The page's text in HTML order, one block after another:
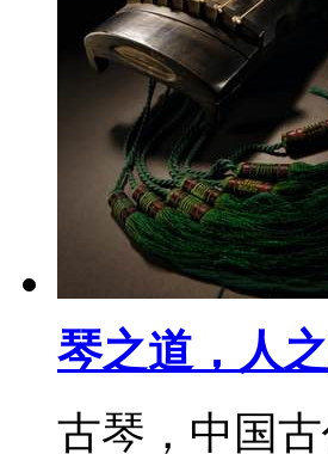
琴之道，人
古琴，中国